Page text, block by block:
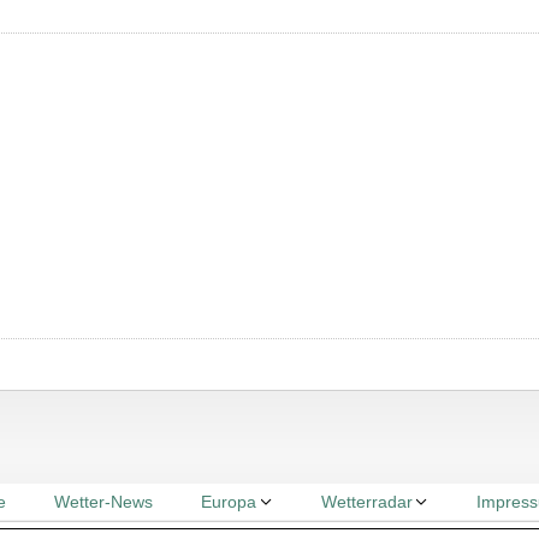
Wetter-News Europa Wetterradar